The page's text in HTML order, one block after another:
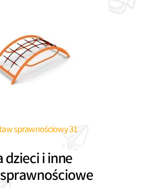
sprawnościowy 31
dzieci i inne